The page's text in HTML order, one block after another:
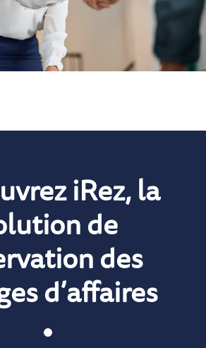
iRez, la
de
des
d’affaires